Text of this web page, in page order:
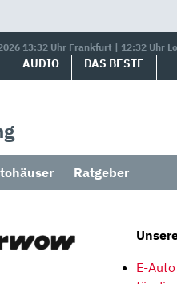
13:32 Uhr Frankfurt | 12:32 Uhr
AUDIO DAS BESTE
Ratgeber
E-